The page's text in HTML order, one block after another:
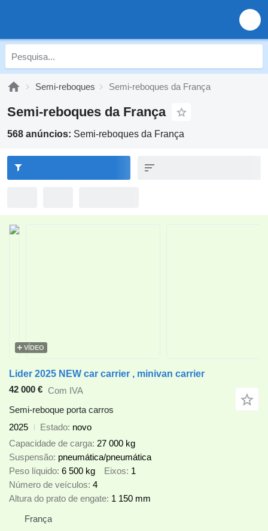
Semi-reboques Semi-reboques da França
Semi-reboques da França
568 anúncios: Semi-reboques da França
VÍDEO
Lider 2025 NEW car carrier , minivan carrier
42 000 € Com IVA
Semi-reboque porta carros
2025
Estado novo
Capacidade de carga 27 000 kg
Suspensão pneumática/pneumática
Peso líquido 6 500 kg Eixos 1
Número de veículos 4
Altura do prato de engate 1 150 mm
França